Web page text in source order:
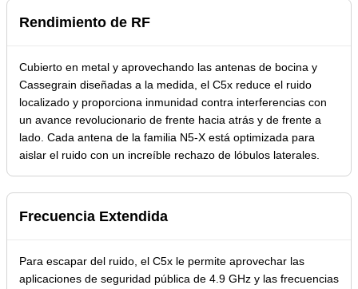
Rendimiento de RF
Cubierto en metal y aprovechando las antenas de bocina y
Cassegrain diseñadas a la medida, el C5x reduce el ruido
localizado y proporciona inmunidad contra interferencias con
un avance revolucionario de frente hacia atrás y de frente a
lado. Cada antena de la familia N5-X está optimizada para
aislar el ruido con un increíble rechazo de lóbulos laterales.
Frecuencia Extendida
Para escapar del ruido, el C5x le permite aprovechar las
aplicaciones de seguridad pública de 4.9 GHz y las frecuencias